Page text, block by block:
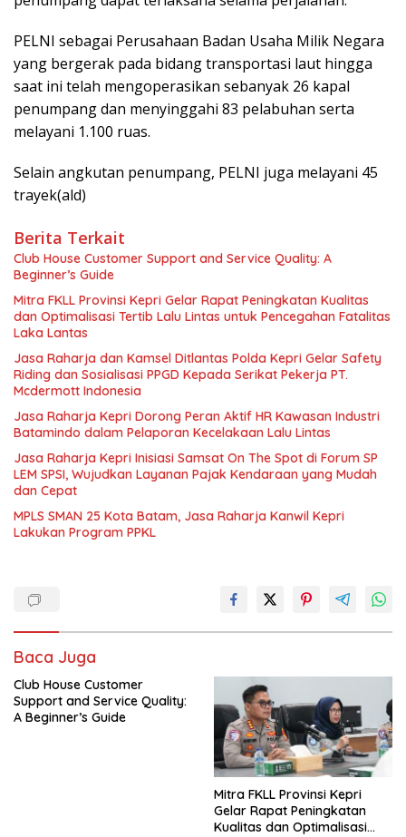
PELNI sebagai Perusahaan Badan Usaha Milik Negara
yang bergerak pada bidang transportasi laut hingga
saat ini telah mengoperasikan sebanyak 26 kapal
penumpang dan menyinggahi 83 pelabuhan serta
melayani 1.100 ruas.
Selain angkutan penumpang, PELNI juga melayani 45
trayek(ald)
Berita Terkait
Club House Customer Support and Service Quality: A
Beginner’s Guide
Mitra FKLL Provinsi Kepri Gelar Rapat Peningkatan Kualitas
dan Optimalisasi Tertib Lalu Lintas untuk Pencegahan Fatalitas
Laka Lantas
Jasa Raharja dan Kamsel Ditlantas Polda Kepri Gelar Safety
Riding dan Sosialisasi PPGD Kepada Serikat Pekerja PT.
Mcdermott Indonesia
Jasa Raharja Kepri Dorong Peran Aktif HR Kawasan Industri
Batamindo dalam Pelaporan Kecelakaan Lalu Lintas
Jasa Raharja Kepri Inisiasi Samsat On The Spot di Forum SP
LEM SPSI, Wujudkan Layanan Pajak Kendaraan yang Mudah
dan Cepat
MPLS SMAN 25 Kota Batam, Jasa Raharja Kanwil Kepri
Lakukan Program PPKL
Baca Juga
Club House Customer
Support and Service Quality:
A Beginner’s Guide
Mitra FKLL Provinsi Kepri
Gelar Rapat Peningkatan
Kualitas dan Optimalisasi